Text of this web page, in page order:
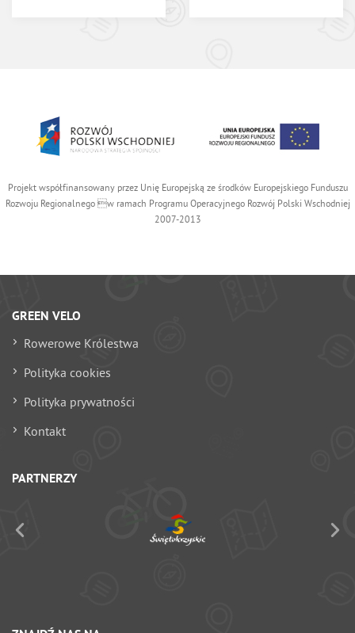
Projekt współfinansowany przez Unię Europejską ze środków Europejskiego Funduszu
Rozwoju Regionalnego w ramach Programu Operacyjnego Rozwój Polski Wschodniej
2007-2013
GREEN VELO
Rowerowe Królestwa
Polityka cookies
Polityka prywatności
Kontakt
PARTNERZY